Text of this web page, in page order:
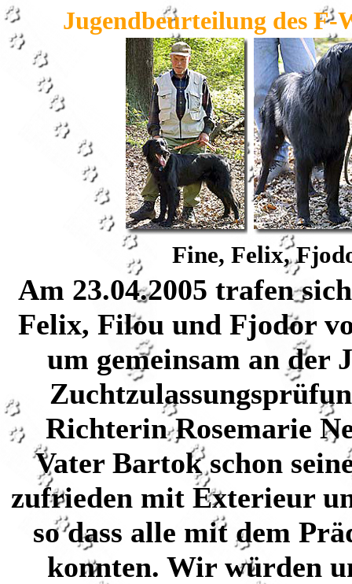
Jugendbeurteilung des
Fine, Felix,
Am 23.04.2005 trafen
Felix, Filou und Fjodor
um gemeinsam an der
Richterin Rosemarie
Vater Bartok schon
zufrieden mit Exterieur
so dass alle mit dem
konnten. Wir würden